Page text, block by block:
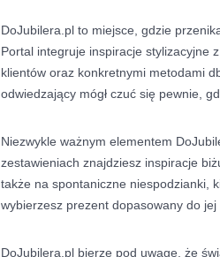
DoJubilera.pl to miejsce, gdzie
Portal integruje inspiracje stylizacyjne
klientów oraz konkretnymi metodami
odwiedzający mógł czuć się pewnie,
Niezwykle ważnym elementem
zestawieniach znajdziesz inspiracje
także na spontaniczne niespodzianki,
wybierzesz prezent dopasowany do
DoJubilera.pl bierze pod uwagę, że